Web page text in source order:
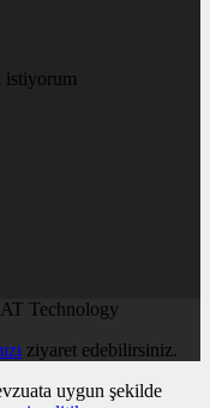
istiyorum
Technology
ziyaret edebilirsiniz.
uygun şekilde